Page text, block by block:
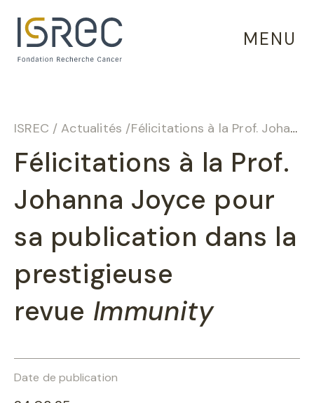
MENU
ISREC / Actualités /Félicitations à la Prof. Johanna Joyce pour sa publication dans la prestigieuse revue
Félicitations à la Prof.
Johanna Joyce pour
sa publication dans la
prestigieuse
revue Immunity
Date de publication